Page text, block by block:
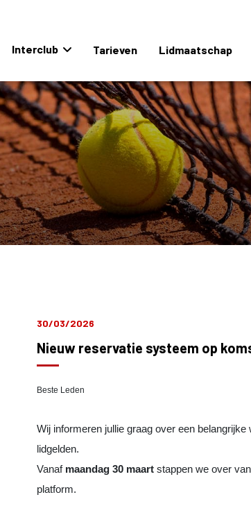
Interclub Tarieven Lidmaatschap
30/03/2026
Nieuw reservatie systeem op
Beste Leden
Wij informeren jullie graag over een
lidgelden.
Vanaf maandag 30 maartstappen we over
platform.